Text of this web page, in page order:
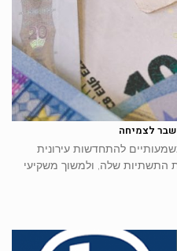
לצמיחה
להתחדשות עירונית
שלה, ולמשוך משקיעי